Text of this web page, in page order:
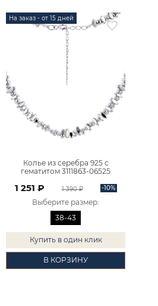
На заказ - от 15 дней
Колье из серебра 925 с
гематитом 3111863-06525
1 251 ₽ 1 390 ₽ -10%
Выберите размер:
38-43
Купить в один клик
В КОРЗИНУ